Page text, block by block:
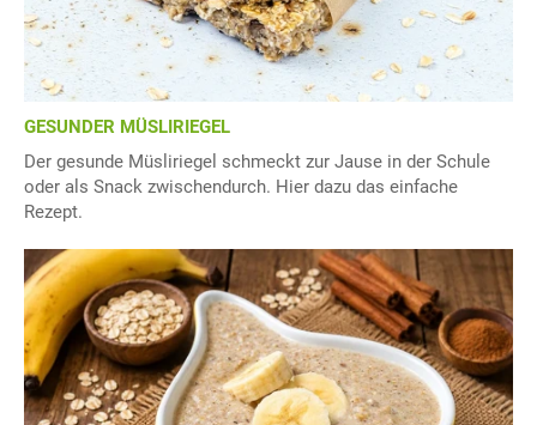
GESUNDER MÜSLIRIEGEL
Der gesunde Müsliriegel schmeckt zur Jause in der Schule
oder als Snack zwischendurch. Hier dazu das einfache
Rezept.